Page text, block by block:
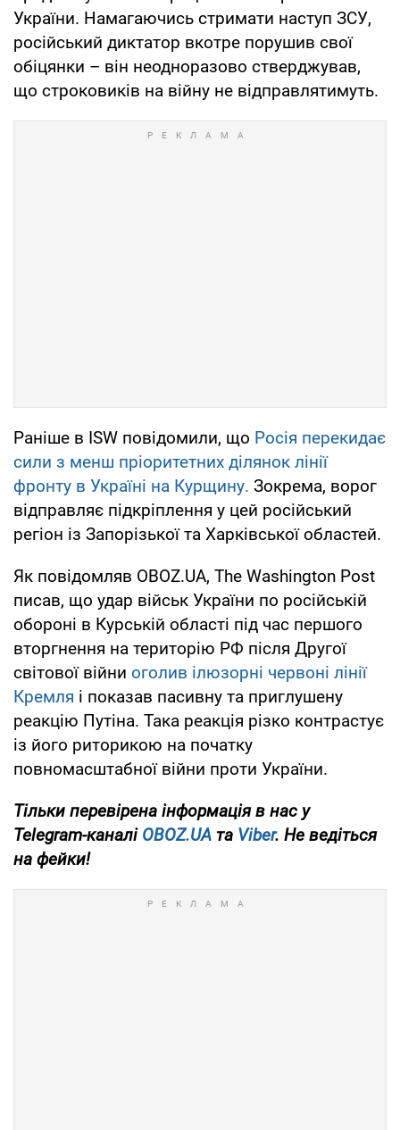
України. Намагаючись стримати наступ ЗСУ,
російський диктатор вкотре порушив свої
обіцянки – він неодноразово стверджував,
що строковиків на війну не відправлятимуть.
Раніше в ISW повідомили, що Росія перекидає
сили з менш пріоритетних ділянок лінії
фронту в Україні на Курщину. Зокрема, ворог
відправляє підкріплення у цей російський
регіон із Запорізької та Харківської областей.
Як повідомляв OBOZ.UA, The Washington Post
писав, що удар військ України по російській
обороні в Курській області під час першого
вторгнення на територію РФ після Другої
світової війни оголив ілюзорні червоні лінії
Кремля і показав пасивну та приглушену
реакцію Путіна. Така реакція різко контрастує
із його риторикою на початку
повномасштабної війни проти України.
Тільки перевірена інформація в нас у
Telegram-каналі OBOZ.UA та Viber. Не ведіться
на фейки!